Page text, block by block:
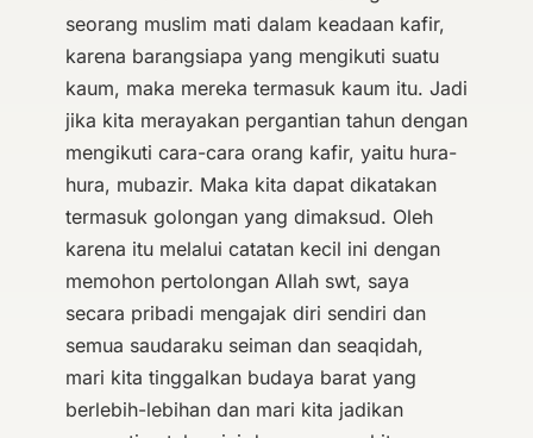
seorang muslim mati dalam keadaan kafir,
karena barangsiapa yang mengikuti suatu
kaum, maka mereka termasuk kaum itu. Jadi
jika kita merayakan pergantian tahun dengan
mengikuti cara-cara orang kafir, yaitu hura-
hura, mubazir. Maka kita dapat dikatakan
termasuk golongan yang dimaksud. Oleh
karena itu melalui catatan kecil ini dengan
memohon pertolongan Allah swt, saya
secara pribadi mengajak diri sendiri dan
semua saudaraku seiman dan seaqidah,
mari kita tinggalkan budaya barat yang
berlebih-lebihan dan mari kita jadikan